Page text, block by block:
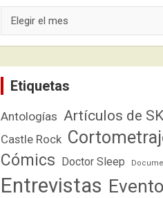
Etiquetas
Antologías Artículos de SK
Castle Rock
Cómics Doctor Sleep
Entrevistas